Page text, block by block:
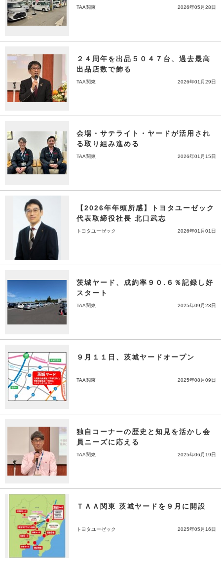
TAA関東 2026年05月28日
２４周年を出品５０４７台、過去最高
出品店数で飾る
TAA関東 2026年01月29日
会場・サテライト・ヤードが活用され
る取り組み進める
TAA関東 2026年01月15日
【2026年年頭所感】トヨタユーゼック
代表取締役社長 北口武志
トヨタユーゼック 2026年01月01日
茨城ヤード、成約率９０.６％記録し好
スタート
TAA関東 2025年09月23日
９月１１日、茨城ヤードオープン
TAA関東 2025年08月09日
独自コーナーの歴史と知見を活かし会
員ニーズに応える
TAA関東 2025年06月19日
ＴＡＡ関東 茨城ヤードを９月に開設
トヨタユーゼック 2025年05月16日